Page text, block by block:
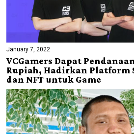
January 7, 2022
VCGamers Dapat
Rupiah, Hadirkan Platform
dan NFT untuk Game